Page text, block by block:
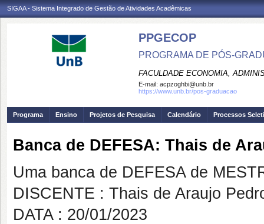
SIGAA - Sistema Integrado de Gestão de Atividades Acadêmicas
PPGECOP
PROGRAMA DE PÓS-
FACULDADE ECONOMIA,
E-mail: acpzoghbi@unb.br
https://www.unb.br/pos-graduacao
Programa Ensino Projetos de Pesquisa Calendário Processos
Banca de DEFESA: Thais de
Uma banca de DEFESA de
DISCENTE : Thais de Araujo
DATA : 20/01/2023